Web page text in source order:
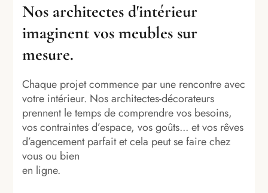
Nos architectes d'intérieur
imaginent vos meubles sur
mesure.
Chaque projet commence par une rencontre avec
votre intérieur. Nos architectes-décorateurs
prennent le temps de comprendre vos besoins,
vos contraintes d’espace, vos goûts... et vos rêves
d’agencement parfait et cela peut se faire chez
vous ou bien
en ligne.